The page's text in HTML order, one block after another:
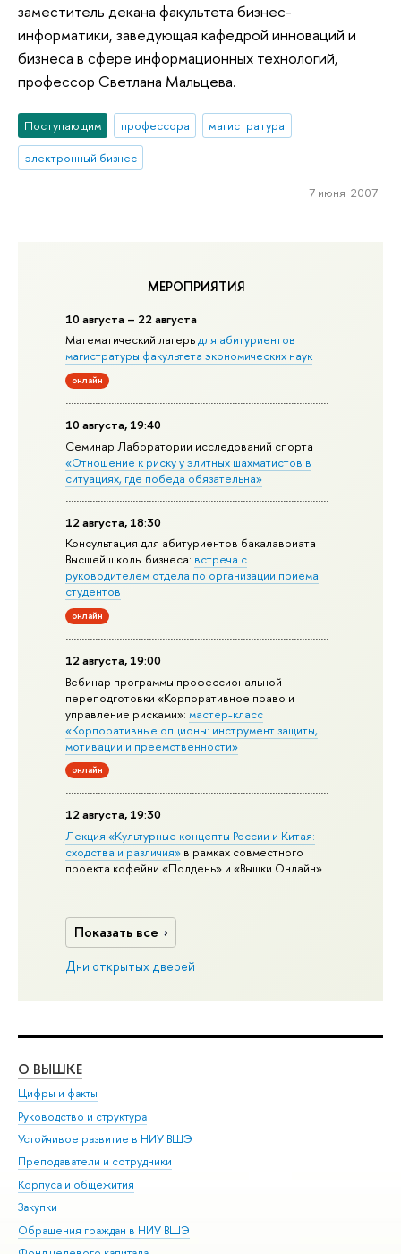
МЕРОПРИЯТИЯ
10 августа – 22 августа
Математический лагерьдля абитуриентов
магистратуры факультета экономических наук
онлайн
10 августа, 19:40
Семинар Лаборатории исследований спорта
«Отношение к риску у элитных шахматистов в
ситуациях, где победа обязательна»
12 августа, 18:30
Консультация для абитуриентов бакалавриата
Высшей школы бизнеса: встреча с
руководителем отдела по организации приема
студентов
онлайн
12 августа, 19:00
Вебинар программы профессиональной
переподготовки «Корпоративное право и
управление рисками»:мастер-класс
«Корпоративные опционы: инструмент защиты,
мотивации и преемственности»
онлайн
12 августа, 19:30
Лекция «Культурные концепты России и Китая:
сходства и различия» в рамках совместного
проекта кофейни «Полдень» и «Вышки Онлайн»
Показать все
Дни открытых дверей
заместитель декана факультета бизнес-
информатики, заведующая кафедрой инноваций и
бизнеса в сфере информационных технологий,
профессор Светлана Мальцева.
Поступающим профессора
магистратура
электронный бизнес
7 июня 2007
О ВЫШКЕ
Цифры и факты
Руководство и структура
Устойчивое развитие в НИУ ВШЭ
Преподаватели и сотрудники
Корпуса и общежития
Закупки
Обращения граждан в НИУ ВШЭ